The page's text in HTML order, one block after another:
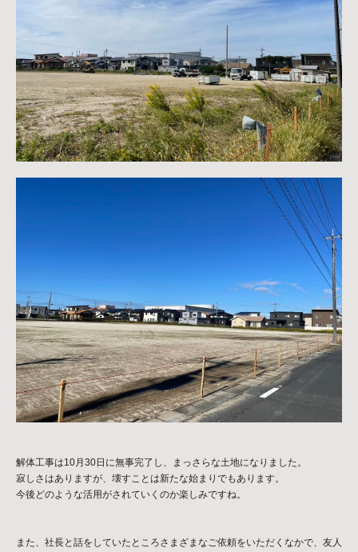
解体工事は10月30日に無事完了し、まっさらな土地になりました。
寂しさはありますが、壊すことは新たな始まりでもあります。
今後どのような活用がされていくのか楽しみですね。
また、社長と話をしていたところさまざまなご依頼をいただくなかで、友人